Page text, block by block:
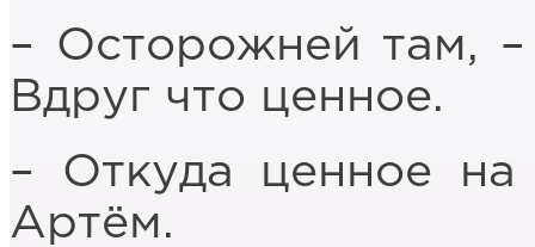
– Осторожней там, –
Вдруг что ценное.
– Откуда ценное
Артём.